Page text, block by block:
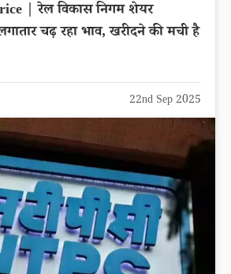
| रेल विकास निगम शेयर
चढ़ रहा भाव, खरीदने की मची है
22nd Sep 2025